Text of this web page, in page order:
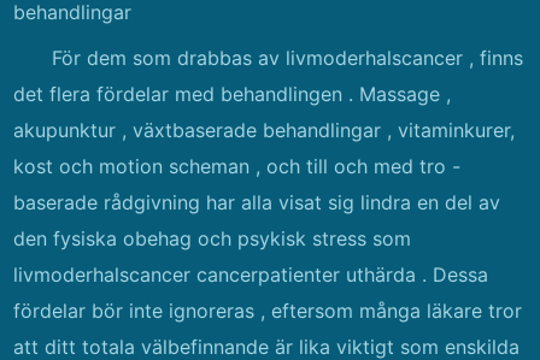
behandlingar
För dem som drabbas av livmoderhalscancer , finns
det flera fördelar med behandlingen . Massage ,
akupunktur , växtbaserade behandlingar , vitaminkurer,
kost och motion scheman , och till och med tro -
baserade rådgivning har alla visat sig lindra en del av
den fysiska obehag och psykisk stress som
livmoderhalscancer cancerpatienter uthärda . Dessa
fördelar bör inte ignoreras , eftersom många läkare tror
att ditt totala välbefinnande är lika viktigt som enskilda